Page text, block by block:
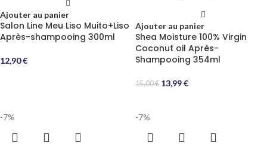
Ajouter au panier
Salon Line Meu Liso Muito+Liso
Après-shampooing 300ml
12,90€
Ajouter au panier
Shea Moisture 100% Virgin
Coconut oil Après-
Shampooing 354ml
15,00€ 13,99€
-7% -7%